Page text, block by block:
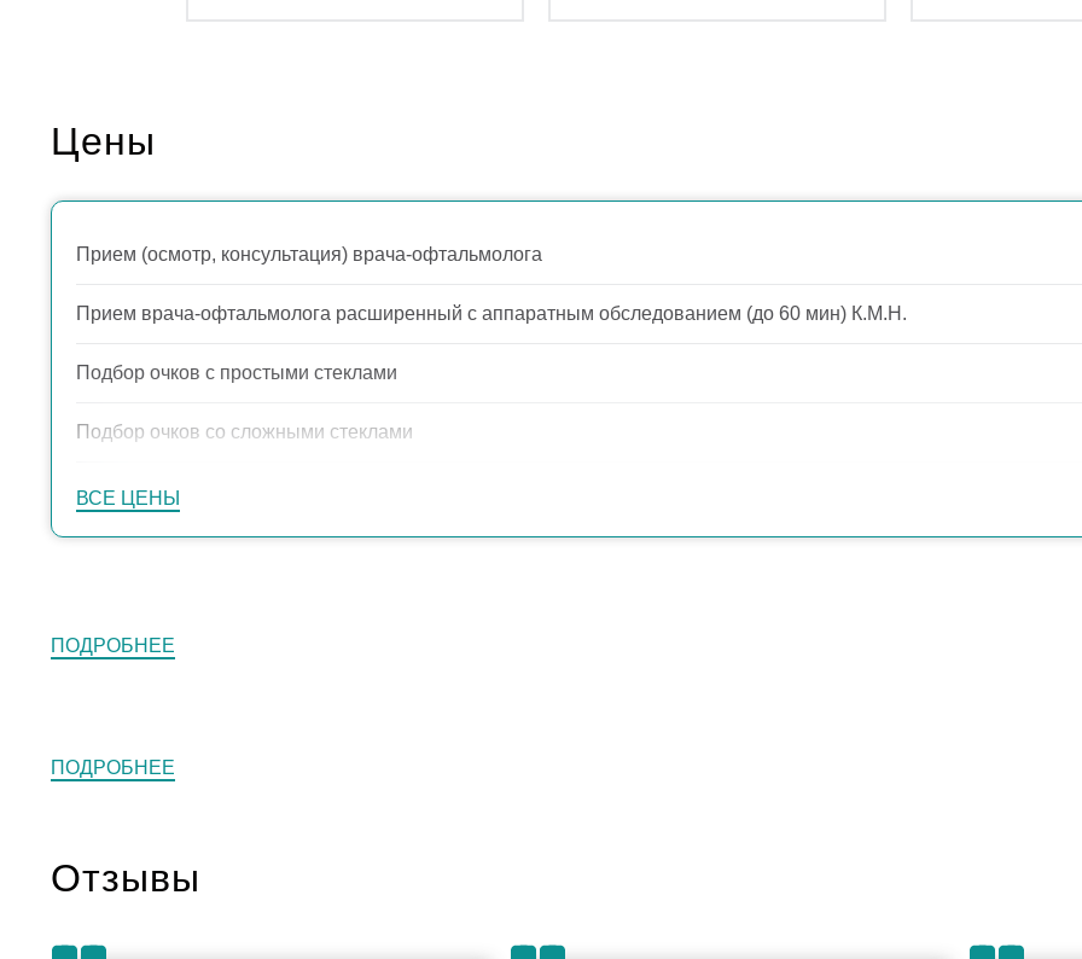
Цены
ВСЕ ЦЕНЫ
Прием (осмотр, консультация) врача-офтальмолога
Прием врача-офтальмолога расширенный с аппаратным обследованием (до 60 мин) К.М.Н.
Подбор очков с простыми стеклами
Подбор очков со сложными стеклами
ПОДРОБНЕЕ
ПОДРОБНЕЕ
Отзывы